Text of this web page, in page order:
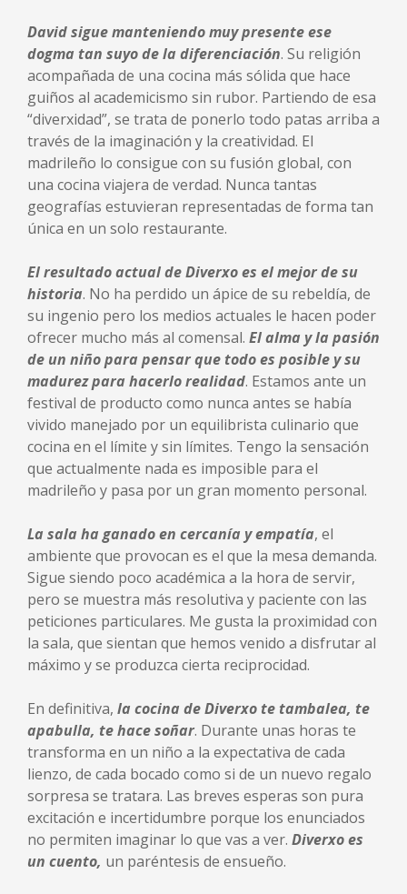
David sigue manteniendo muy presente ese
dogma tan suyo de la diferenciación. Su religión
acompañada de una cocina más sólida que hace
guiños al academicismo sin rubor. Partiendo de esa
“diverxidad”, se trata de ponerlo todo patas arriba a
través de la imaginación y la creatividad. El
madrileño lo consigue con su fusión global, con
una cocina viajera de verdad. Nunca tantas
geografías estuvieran representadas de forma tan
única en un solo restaurante.
El resultado actual de Diverxo es el mejor de su
historia. No ha perdido un ápice de su rebeldía, de
su ingenio pero los medios actuales le hacen poder
ofrecer mucho más al comensal. El alma y la pasión
de un niño para pensar que todo es posible y su
madurez para hacerlo realidad. Estamos ante un
festival de producto como nunca antes se había
vivido manejado por un equilibrista culinario que
cocina en el límite y sin límites. Tengo la sensación
que actualmente nada es imposible para el
madrileño y pasa por un gran momento personal.
La sala ha ganado en cercanía y empatía, el
ambiente que provocan es el que la mesa demanda.
Sigue siendo poco académica a la hora de servir,
pero se muestra más resolutiva y paciente con las
peticiones particulares. Me gusta la proximidad con
la sala, que sientan que hemos venido a disfrutar al
máximo y se produzca cierta reciprocidad.
En definitiva, la cocina de Diverxo te tambalea, te
apabulla, te hace soñar. Durante unas horas te
transforma en un niño a la expectativa de cada
lienzo, de cada bocado como si de un nuevo regalo
sorpresa se tratara. Las breves esperas son pura
excitación e incertidumbre porque los enunciados
no permiten imaginar lo que vas a ver. Diverxo es
un cuento, un paréntesis de ensueño.